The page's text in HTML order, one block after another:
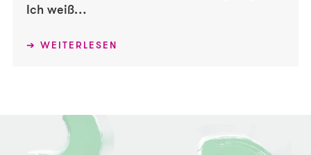
Ich weiß…
WEITERLESEN